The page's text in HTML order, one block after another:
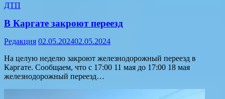
ДТП
В Каргате закроют переезд
Редакция 02.05.202402.05.2024
На целую неделю закроют железнодорожный переезд в
Каргате. Сообщаем, что с 17:00 11 мая до 17:00 18 мая
железнодорожный переезд…